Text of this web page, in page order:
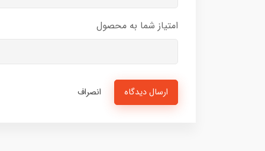
امتیاز شما به محصول
ارسال دیدگاه انصراف